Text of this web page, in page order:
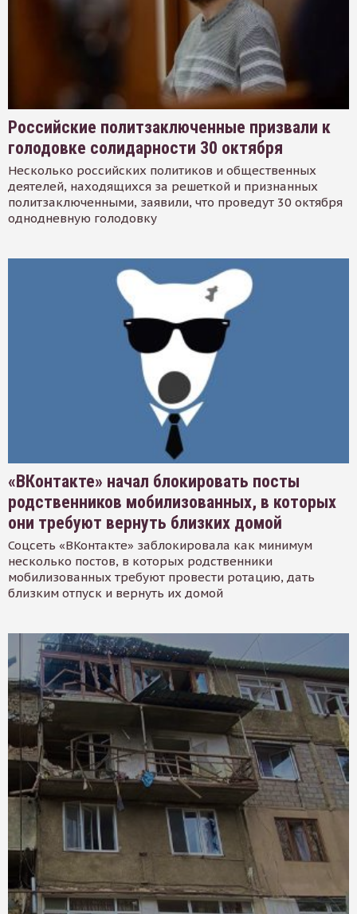
Российские политзаключенные призвали к
голодовке солидарности 30 октября
Несколько российских политиков и общественных
деятелей, находящихся за решеткой и признанных
политзаключенными, заявили, что проведут 30 октября
однодневную голодовку
«ВКонтакте» начал блокировать посты
родственников мобилизованных, в которых
они требуют вернуть близких домой
Соцсеть «ВКонтакте» заблокировала как минимум
несколько постов, в которых родственники
мобилизованных требуют провести ротацию, дать
близким отпуск и вернуть их домой